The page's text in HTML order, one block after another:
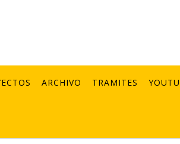
ARCHIVO TRAMITES